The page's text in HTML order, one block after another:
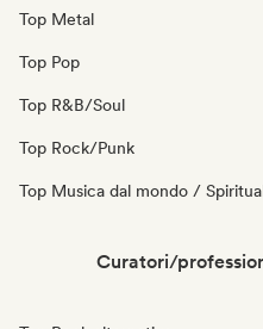
Top Metal
Top Pop
Top R&B/Soul
Top Rock/Punk
Top Musica dal mondo /
Curatori/